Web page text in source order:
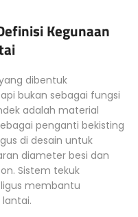
Kegunaan
dibentuk
bukan sebagai fungsi
adalah material
penganti bekisting
di desain untuk
diameter besi dan
Sistem tekuk
membantu